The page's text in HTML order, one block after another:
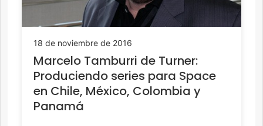
18 de noviembre de 2016
Marcelo Tamburri de Turner:
Produciendo series para Space
en Chile, México, Colombia y
Panamá